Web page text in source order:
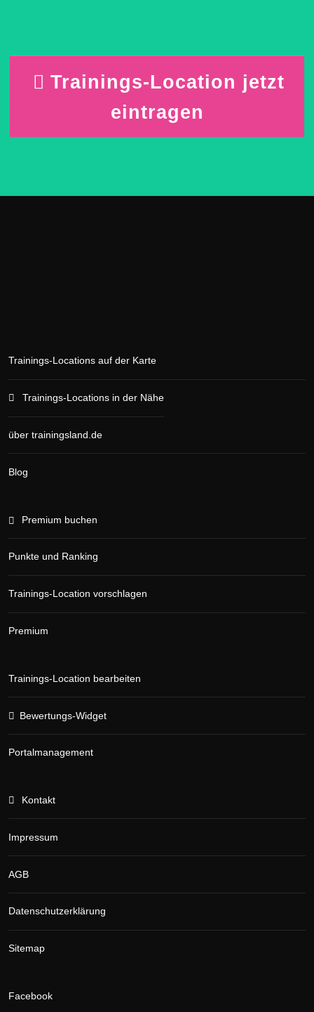
Trainings-Location jetzt
eintragen
Trainings-Locations auf der Karte
Trainings-Locations in der Nähe
über trainingsland.de
Blog
Premium buchen
Punkte und Ranking
Trainings-Location vorschlagen
Premium
Trainings-Location bearbeiten
Bewertungs-Widget
Portalmanagement
Kontakt
Impressum
AGB
Datenschutzerklärung
Sitemap
Facebook